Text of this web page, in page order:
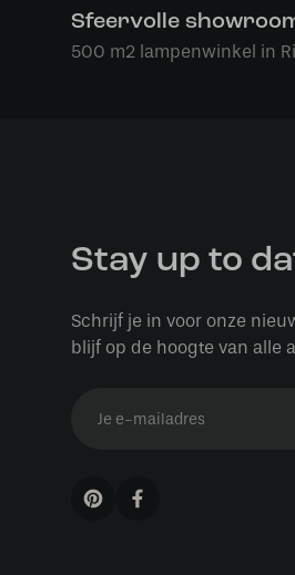
Sfeervolle
500 m2 lampenwinkel in
Stay up to
Schrijf je in voor onze
blijf op de hoogte van alle